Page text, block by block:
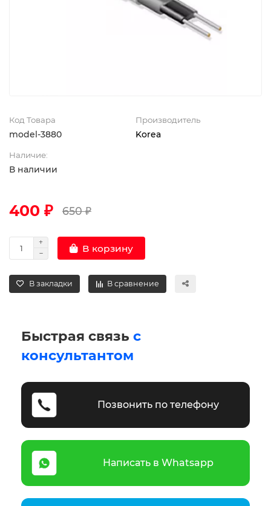
Код Товара
model-3880
Производитель
Korea
Наличие:
В наличии
400 ₽ 650 ₽
В корзину
В закладки В сравнение
Быстрая связь с
консультантом
Позвонить по телефону
Написать в Whatsapp